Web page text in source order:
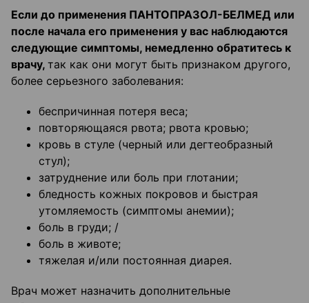
Если до применения ПАНТОПРАЗОЛ-БЕЛМЕД или
после начала его применения у вас наблюдаются
следующие симптомы, немедленно обратитесь к
врачу, так как они могут быть признаком другого,
более серьезного заболевания:
беспричинная потеря веса;
повторяющаяся рвота; рвота кровью;
кровь в стуле (черный или дегтеобразный
стул);
затруднение или боль при глотании;
бледность кожных покровов и быстрая
утомляемость (симптомы анемии);
боль в груди; /
боль в животе;
тяжелая и/или постоянная диарея.
Врач может назначить дополнительные